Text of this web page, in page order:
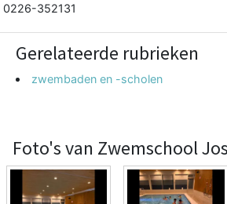
0226-352131
Gerelateerde rubrieken
zwembaden en -scholen
Foto's van Zwemschool